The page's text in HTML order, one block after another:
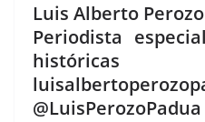
Luis Alberto
Periodista
históricas
@LuisPerozoPadua